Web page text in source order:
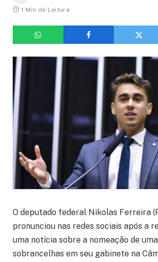
1 Min de Leitura
O deputado federal Nikolas Ferreira
pronunciou nas redes sociais após a
uma notícia sobre a nomeação de
sobrancelhas em seu gabinete na